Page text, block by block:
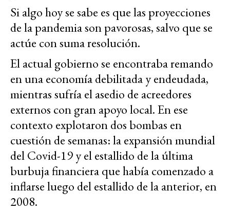
Si algo hoy se sabe es que las proyecciones
de la pandemia son pavorosas, salvo que se
actúe con suma resolución.
El actual gobierno se encontraba remando
en una economía debilitada y endeudada,
mientras sufría el asedio de acreedores
externos con gran apoyo local. En ese
contexto explotaron dos bombas en
cuestión de semanas: la expansión mundial
del Covid-19 y el estallido de la última
burbuja financiera que había comenzado a
inflarse luego del estallido de la anterior, en
2008.